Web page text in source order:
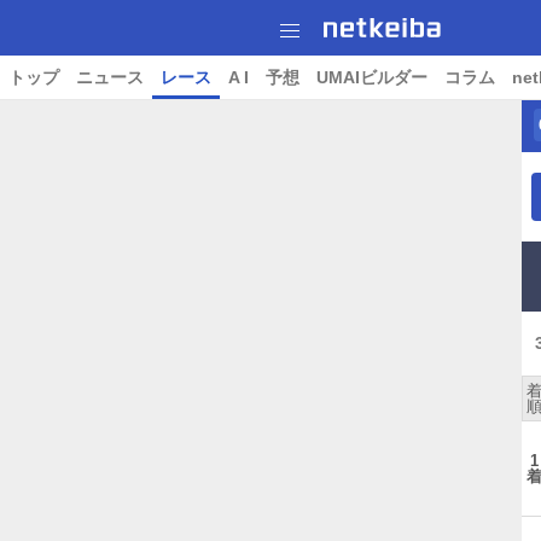
トップ ニュース レース A I 予想 UMAIビルダー コラム
着
順
1
着